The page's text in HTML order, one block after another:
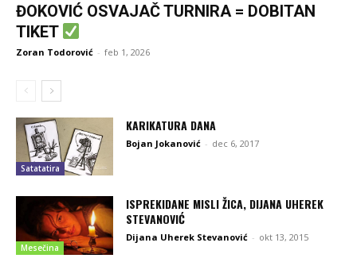
ĐOKOVIĆ OSVAJAČ TURNIRA = DOBITAN
TIKET
Zoran Todorović - feb 1, 2026
Satatatira
KARIKATURA DANA
Bojan Jokanović - dec 6, 2017
Mesečina
ISPREKIDANE MISLI ŽICA, DIJANA UHEREK
STEVANOVIĆ
Dijana Uherek Stevanović - okt 13, 2015